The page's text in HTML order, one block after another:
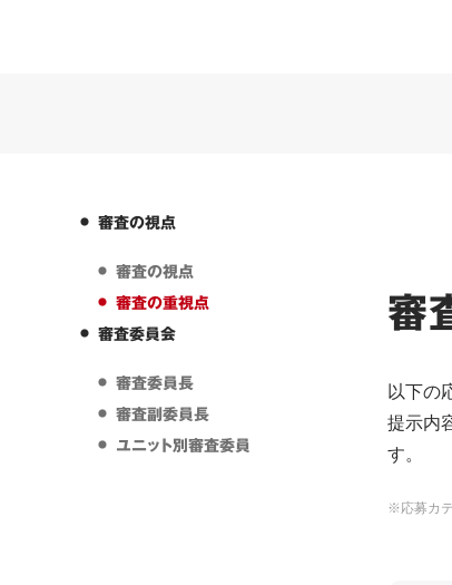
審査の視点
審査の視点
審査の重視点
審査委員会
審査委員長
審査副委員長
ユニット別審査委員
審
以下の
提示内
す。
※応募カ